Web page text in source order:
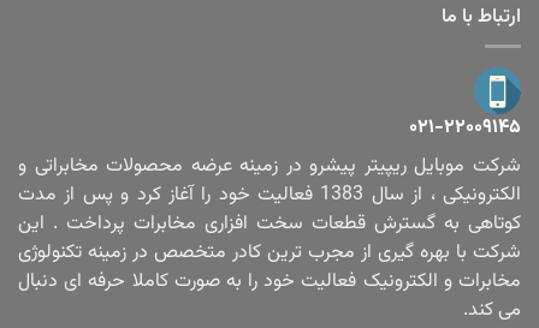
ارتباط با ما
۰۲۱-۲۲۰۰۹۱۴۵
شرکت موبایل ریپیتر پیشرو در زمینه عرضه محصولات مخابراتی و
الکترونیکی ، از سال 1383 فعالیت خود را آغاز کرد و پس از مدت
کوتاهی به گسترش قطعات سخت افزاری مخابرات پرداخت . این
شرکت با بهره گیری از مجرب ترین کادر متخصص در زمینه تکنولوژی
مخابرات و الکترونیک فعالیت خود را به صورت کاملا حرفه ای دنبال
می کند.